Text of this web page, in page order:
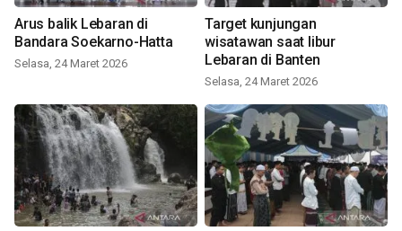
Arus balik Lebaran di
Bandara Soekarno-Hatta
Selasa, 24 Maret 2026
Target kunjungan
wisatawan saat libur
Lebaran di Banten
Selasa, 24 Maret 2026